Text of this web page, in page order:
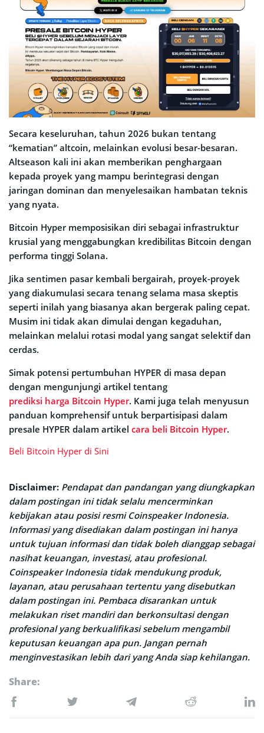
Secara keseluruhan, tahun 2026 bukan tentang
“kematian” altcoin, melainkan evolusi besar-besaran.
Altseason kali ini akan memberikan penghargaan
kepada proyek yang mampu berintegrasi dengan
jaringan dominan dan menyelesaikan hambatan teknis
yang nyata.
Bitcoin Hyper memposisikan diri sebagai infrastruktur
krusial yang menggabungkan kredibilitas Bitcoin dengan
performa tinggi Solana.
Jika sentimen pasar kembali bergairah, proyek-proyek
yang diakumulasi secara tenang selama masa skeptis
seperti inilah yang biasanya akan bergerak paling cepat.
Musim ini tidak akan dimulai dengan kegaduhan,
melainkan melalui rotasi modal yang sangat selektif dan
cerdas.
Simak potensi pertumbuhan HYPER di masa depan
dengan mengunjungi artikel tentang
prediksi harga Bitcoin Hyper. Kami juga telah menyusun
panduan komprehensif untuk berpartisipasi dalam
presale HYPER dalam artikel cara beli Bitcoin Hyper.
Beli Bitcoin Hyper di Sini
Disclaimer: Pendapat dan pandangan yang diungkapkan
dalam postingan ini tidak selalu mencerminkan
kebijakan atau posisi resmi Coinspeaker Indonesia.
Informasi yang disediakan dalam postingan ini hanya
untuk tujuan informasi dan tidak boleh dianggap sebagai
nasihat keuangan, investasi, atau profesional.
Coinspeaker Indonesia tidak mendukung produk,
layanan, atau perusahaan tertentu yang disebutkan
dalam postingan ini. Pembaca disarankan untuk
melakukan riset mandiri dan berkonsultasi dengan
profesional yang berkualifikasi sebelum mengambil
keputusan keuangan apa pun. Jangan pernah
menginvestasikan lebih dari yang Anda siap kehilangan.
Share: